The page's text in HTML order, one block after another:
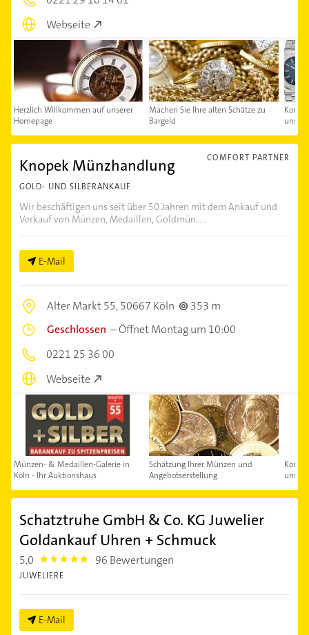
Webseite
Herzlich Willkommen auf unserer
Homepage
Machen Sie Ihre alten Schätze zu
Bargeld
uns
COMFORT PARTNER
Knopek Münzhandlung
GOLD- UND SILBERANKAUF
Wir beschäftigen uns seit über 50 Jahren mit dem Ankauf und
Verkauf von Münzen, Medaillen, Goldmün.....
E-Mail
Alter Markt 55,50667 Köln
353 m
Geschlossen –Öffnet Montag um 10:00
0221 25 36 00
Webseite
Münzen- & Medaillen-Galerie in
Köln - Ihr Auktionshaus
Schätzung Ihrer Münzen und
Angebotserstellung
uns
Schatztruhe GmbH & Co. KG Juwelier
Goldankauf Uhren + Schmuck
5,0 5.0 96 Bewertungen
JUWELIERE
E-Mail